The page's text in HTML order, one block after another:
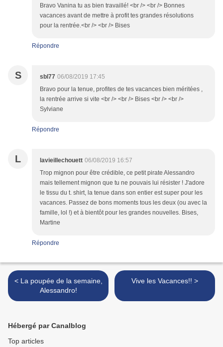
Bravo Vanina tu as bien travaillé! <br /> <br /> Bonnes
vacances avant de mettre à profit tes grandes résolutions
pour la rentrée.<br /> <br /> Bises
Répondre
S sbl77 06/08/2019 17:45
Bravo pour la tenue, profites de tes vacances bien méritées ,
la rentrée arrive si vite <br /> <br /> Bises <br /> <br />
Sylviane
Répondre
L lavieillechouett 06/08/2019 16:57
Trop mignon pour être crédible, ce petit pirate Alessandro
mais tellement mignon que tu ne pouvais lui résister ! J'adore
le tissu du t. shirt, la tenue dans son entier est super pour les
vacances. Passez de bons moments tous les deux (ou avec la
famille, lol !) et à bientôt pour les grandes nouvelles. Bises,
Martine
Répondre
< La poupée de la semaine,
Alessandro!
Vive les Vacances!! >
Hébergé par Canalblog
Top articles